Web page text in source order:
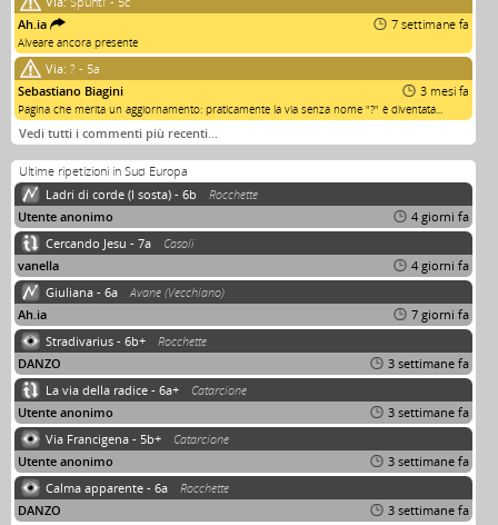
Ah.ia
7 settimane fa
Alveare ancora presente
Via: ? - 5a
Sebastiano Biagini
3 mesi fa
Pagina che merita un aggiornamento: praticamente la via senza nome "?" è diventata...
Vedi tutti i commenti più recenti…
Ultime ripetizioni in Sud Europa
Ladri di corde (I sosta) - 6b
Rocchette
Utente anonimo
4 giorni fa
Cercando Jesu - 7a
Casoli
vanella
4 giorni fa
Giuliana - 6a
Avane (Vecchiano)
Ah.ia
7 giorni fa
Stradivarius - 6b+
Rocchette
DANZO
3 settimane fa
La via della radice - 6a+
Catarcione
Utente anonimo
3 settimane fa
Via Francigena - 5b+
Catarcione
Utente anonimo
3 settimane fa
Calma apparente - 6a
Rocchette
DANZO
3 settimane fa